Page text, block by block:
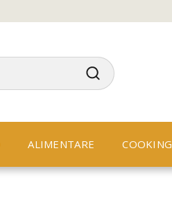
ALIMENTARE COOKING